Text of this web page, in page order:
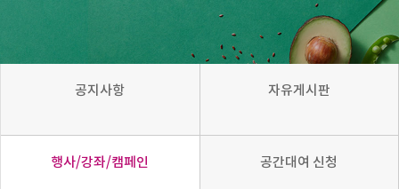
공지사항 자유게시판
행사/강좌/캠페인 공간대여 신청